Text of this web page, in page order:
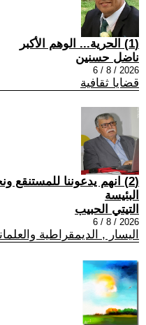
(1) الحرية... الوهم الأكبر
ناضل حسنين
2026 / 8 / 6
قضايا ثقافية
(2) انهم يدعوننا
البئيسة
التيتي الحبيب
2026 / 8 / 6
اليسار , الديمقراطية